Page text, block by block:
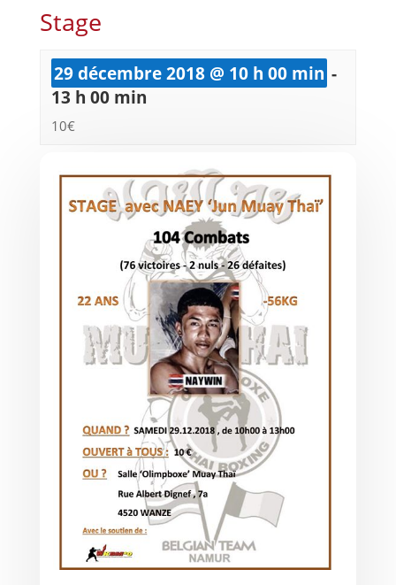
Stage
29 décembre 2018 @ 10 h 00 min -
13 h 00 min
10€